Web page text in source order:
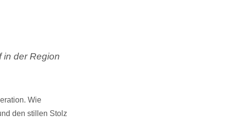
in der Region
Wie
den stillen Stolz